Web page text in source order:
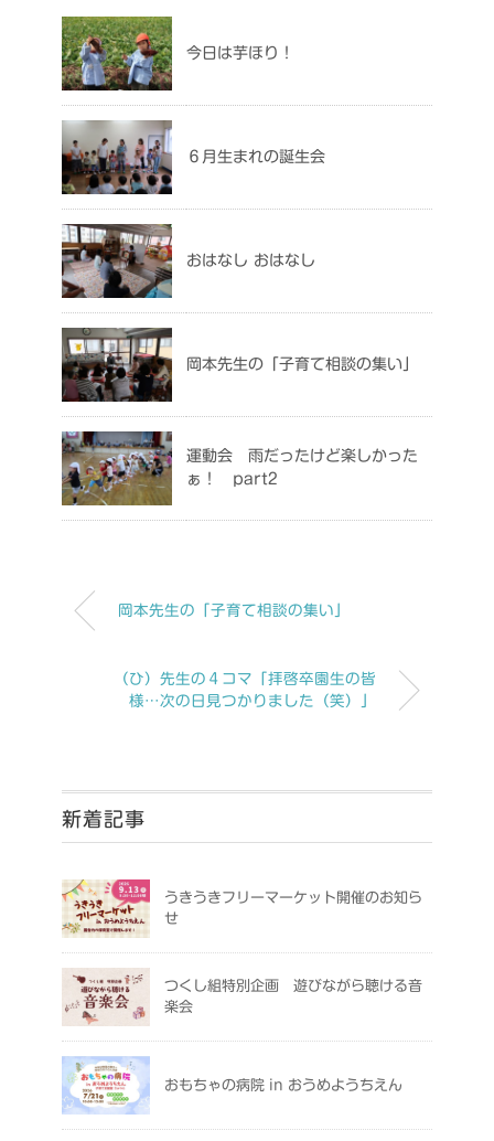
今日は芋ほり！
６月生まれの誕生会
おはなし おはなし
岡本先生の「子育て相談の集い」
運動会 雨だったけど楽しかった
ぁ！ part2
岡本先生の「子育て相談の集い」
（ひ）先生の４コマ「拝啓卒園生の皆
様…次の日見つかりました（笑）」
新着記事
うきうきフリーマーケット開催のお知ら
せ
つくし組特別企画 遊びながら聴ける音
楽会
おもちゃの病院 in おうめようちえん